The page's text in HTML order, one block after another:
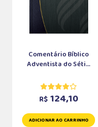
Comentário Bíblico
Adventista do Séti...
R$ 124,10
ADICIONAR AO CARRINHO